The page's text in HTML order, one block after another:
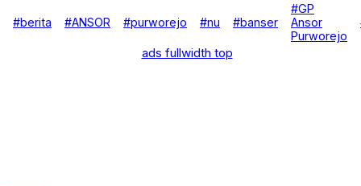
Aplikasi
Artikel
#berita #ANSOR #purworejo #nu #banser
#GP
Ansor
Purworejo